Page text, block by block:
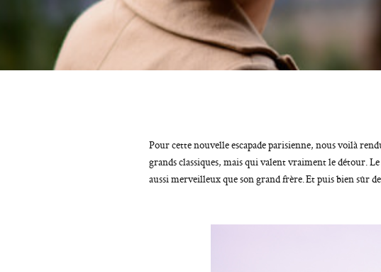
Pour cette nouvelle escapade parisienne, nous voilà
grands classiques, mais qui valent vraiment le détour.
aussi merveilleux que son grand frère. Et puis bien sûr